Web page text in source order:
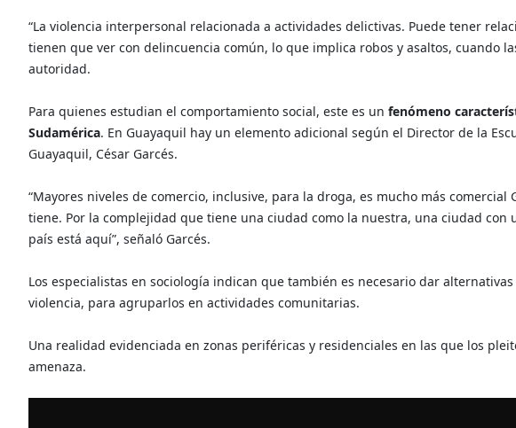
“La violencia interpersonal relacionada a actividades delictivas. Puede tener
tienen que ver con delincuencia común, lo que implica robos y asaltos, cuando
autoridad.
Para quienes estudian el comportamiento social, este es un fenómeno
Sudamérica. En Guayaquil hay un elemento adicional según el Director de la
Guayaquil, César Garcés.
“Mayores niveles de comercio, inclusive, para la droga, es mucho más
tiene. Por la complejidad que tiene una ciudad como la nuestra, una ciudad con
país está aquí”, señaló Garcés.
Los especialistas en sociología indican que también es necesario dar
violencia, para agruparlos en actividades comunitarias.
Una realidad evidenciada en zonas periféricas y residenciales en las que los
amenaza.